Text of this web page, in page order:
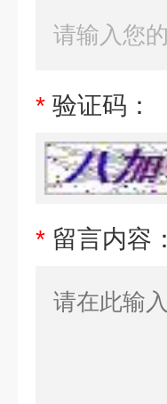
* 验证码：
* 留言内容：